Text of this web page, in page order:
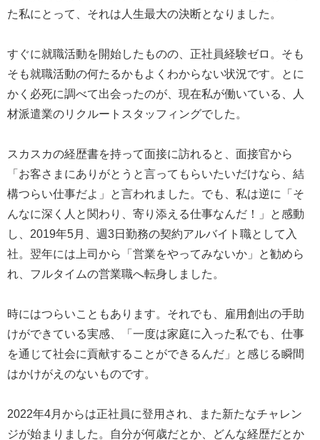
た私にとって、それは人生最大の決断となりました。
すぐに就職活動を開始したものの、正社員経験ゼロ。そも
そも就職活動の何たるかもよくわからない状況です。とに
かく必死に調べて出会ったのが、現在私が働いている、人
材派遣業のリクルートスタッフィングでした。
スカスカの経歴書を持って面接に訪れると、面接官から
「お客さまにありがとうと言ってもらいたいだけなら、結
構つらい仕事だよ」と言われました。でも、私は逆に「そ
んなに深く人と関わり、寄り添える仕事なんだ！」と感動
し、2019年5月、週3日勤務の契約アルバイト職として入
社。翌年には上司から「営業をやってみないか」と勧めら
れ、フルタイムの営業職へ転身しました。
時にはつらいこともあります。それでも、雇用創出の手助
けができている実感、「一度は家庭に入った私でも、仕事
を通じて社会に貢献することができるんだ」と感じる瞬間
はかけがえのないものです。
2022年4月からは正社員に登用され、また新たなチャレン
ジが始まりました。自分が何歳だとか、どんな経歴だとか